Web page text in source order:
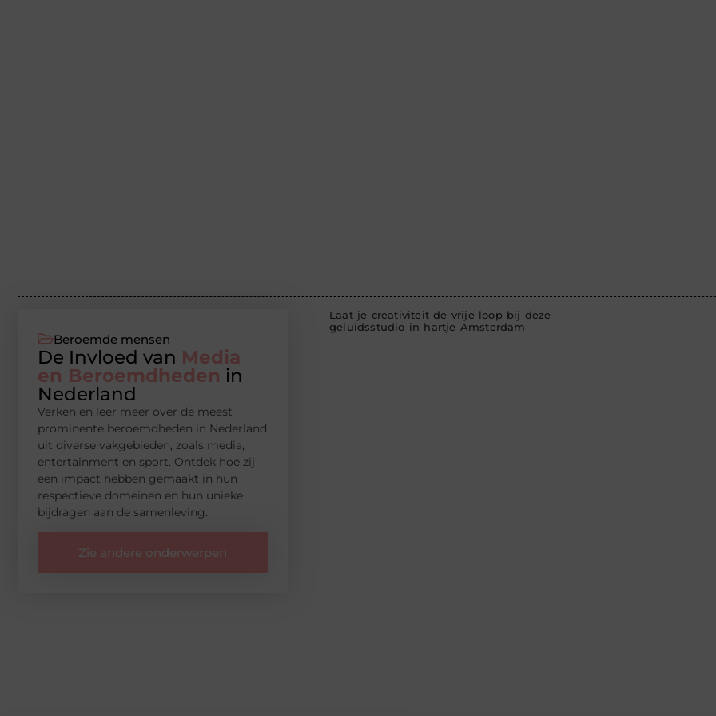
Beroemde mensen
De Invloed van Media
en Beroemdheden in
Nederland
Verken en leer meer over de meest
prominente beroemdheden in Nederland
uit diverse vakgebieden, zoals media,
entertainment en sport. Ontdek hoe zij
een impact hebben gemaakt in hun
respectieve domeinen en hun unieke
bijdragen aan de samenleving.
Zie andere onderwerpen
Laat je creativiteit de vrije loop bij deze
geluidsstudio in hartje Amsterdam